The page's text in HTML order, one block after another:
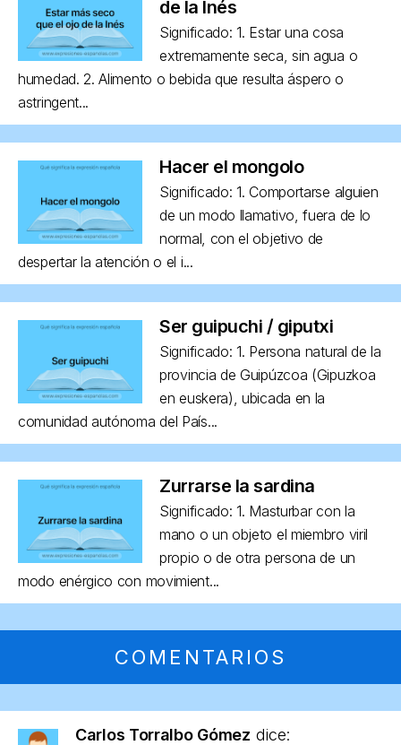
de la Inés
Significado: 1. Estar una cosa
extremamente seca, sin agua o
humedad. 2. Alimento o bebida que resulta áspero o
astringent...
Hacer el mongolo
Significado: 1. Comportarse alguien
de un modo llamativo, fuera de lo
normal, con el objetivo de
despertar la atención o el i...
Ser guipuchi / giputxi
Significado: 1. Persona natural de la
provincia de Guipúzcoa (Gipuzkoa
en euskera), ubicada en la
comunidad autónoma del País...
Zurrarse la sardina
Significado: 1. Masturbar con la
mano o un objeto el miembro viril
propio o de otra persona de un
modo enérgico con movimient...
COMENTARIOS
Carlos Torralbo Gómez dice: